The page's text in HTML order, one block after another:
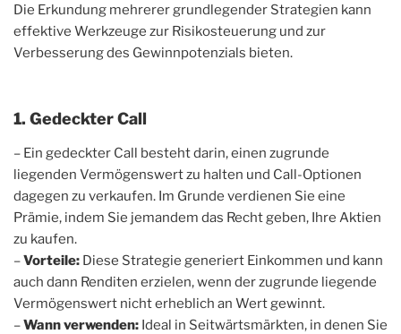
Die Erkundung mehrerer grundlegender Strategien kann
effektive Werkzeuge zur Risikosteuerung und zur
Verbesserung des Gewinnpotenzials bieten.
1. Gedeckter Call
– Ein gedeckter Call besteht darin, einen zugrunde
liegenden Vermögenswert zu halten und Call-Optionen
dagegen zu verkaufen. Im Grunde verdienen Sie eine
Prämie, indem Sie jemandem das Recht geben, Ihre Aktien
zu kaufen.
–Vorteile: Diese Strategie generiert Einkommen und kann
auch dann Renditen erzielen, wenn der zugrunde liegende
Vermögenswert nicht erheblich an Wert gewinnt.
–Wann verwenden: Ideal in Seitwärtsmärkten, in denen Sie